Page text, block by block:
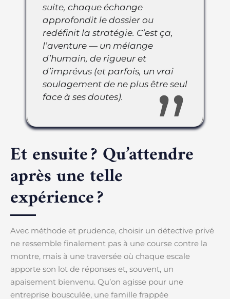
suite, chaque échange
approfondit le dossier ou
redéfinit la stratégie. C’est ça,
l’aventure — un mélange
d’humain, de rigueur et
d’imprévus (et parfois, un vrai
soulagement de ne plus être seul
face à ses doutes).
Et ensuite ? Qu’attendre
après une telle
expérience ?
Avec méthode et prudence, choisir un détective privé
ne ressemble finalement pas à une course contre la
montre, mais à une traversée où chaque escale
apporte son lot de réponses et, souvent, un
apaisement bienvenu. Qu’on agisse pour une
entreprise bousculée, une famille frappée